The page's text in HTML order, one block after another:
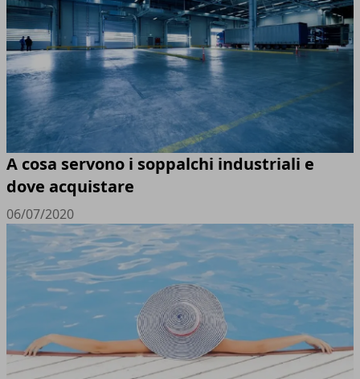
A cosa servono i soppalchi industriali e
dove acquistare
06/07/2020